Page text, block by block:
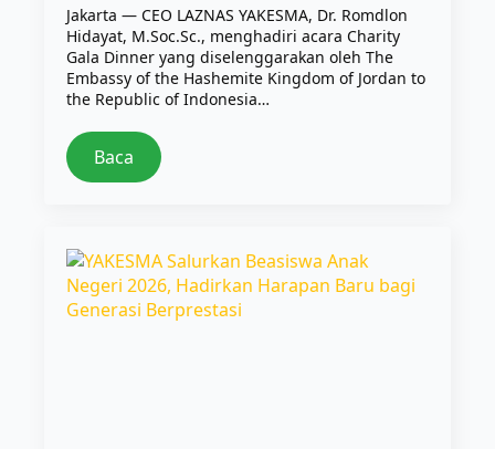
Jakarta — CEO LAZNAS YAKESMA, Dr. Romdlon
Hidayat, M.Soc.Sc., menghadiri acara Charity
Gala Dinner yang diselenggarakan oleh The
Embassy of the Hashemite Kingdom of Jordan to
the Republic of Indonesia…
Baca